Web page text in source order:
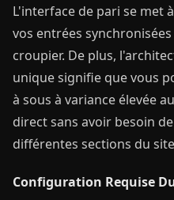
L'interface de pari se met
vos entrées
croupier. De plus,
unique signifie que vous
à sous à variance élevée
direct sans avoir besoin
différentes sections du
Configuration Requise